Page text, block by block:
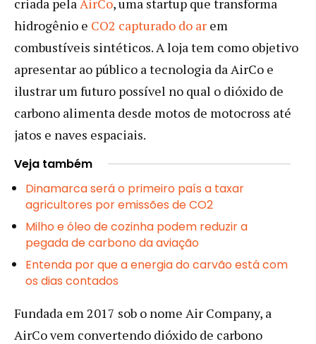
criada pelaAirCo, uma startup que transforma
hidrogênio e CO2 capturado do ar em
combustíveis sintéticos. A loja tem como objetivo
apresentar ao público a tecnologia da AirCo e
ilustrar um futuro possível no qual o dióxido de
carbono alimenta desde motos de motocross até
jatos e naves espaciais.
Veja também
Dinamarca será o primeiro país a taxar
agricultores por emissões de CO2
Milho e óleo de cozinha podem reduzir a
pegada de carbono da aviação
Entenda por que a energia do carvão está com
os dias contados
Fundada em 2017 sob o nome Air Company, a
AirCo vem convertendo dióxido de carbono